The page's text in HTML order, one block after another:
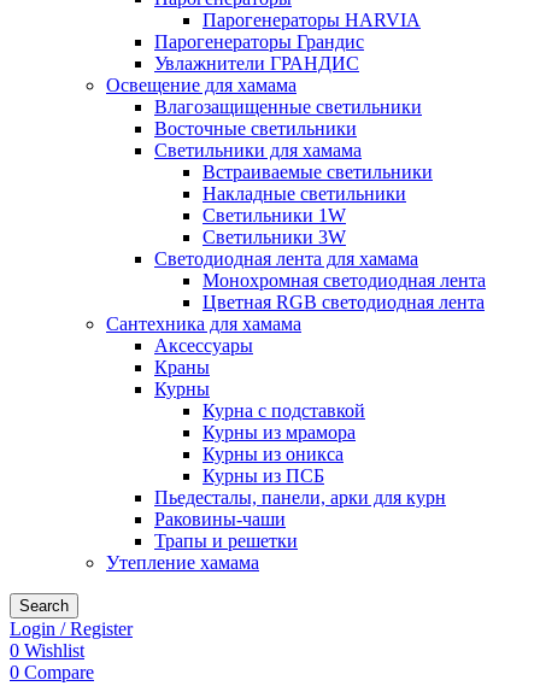
Парогенераторы HARVIA
Парогенераторы Грандис
Увлажнители ГРАНДИС
Освещение для хамама
Влагозащищенные светильники
Восточные светильники
Светильники для хамама
Встраиваемые светильники
Накладные светильники
Светильники 1W
Светильники 3W
Светодиодная лента для хамама
Монохромная светодиодная лента
Цветная RGB светодиодная лента
Сантехника для хамама
Аксессуары
Краны
Курны
Курна с подставкой
Курны из мрамора
Курны из оникса
Курны из ПСБ
Пьедесталы, панели, арки для курн
Раковины-чаши
Трапы и решетки
Утепление хамама
Search
Login / Register
0 Wishlist
0 Compare